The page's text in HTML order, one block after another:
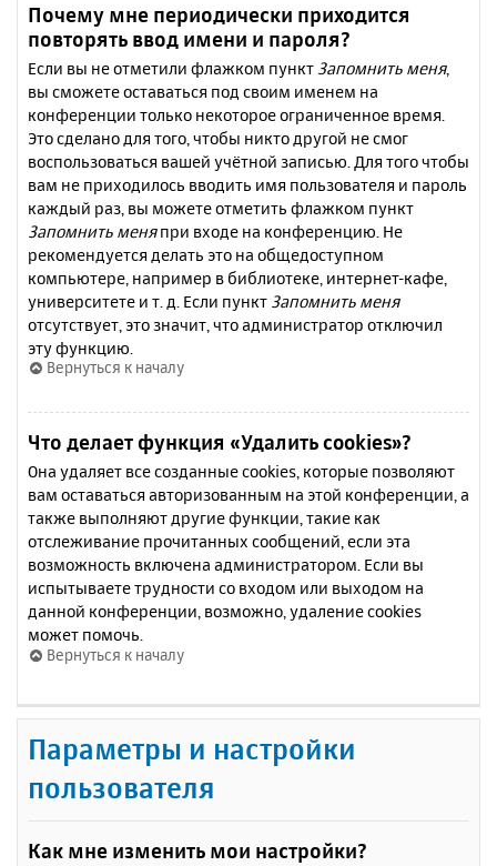
Почему мне периодически приходится
повторять ввод имени и пароля?
Если вы не отметили флажком пункт Запомнить меня,
вы сможете оставаться под своим именем на
конференции только некоторое ограниченное время.
Это сделано для того, чтобы никто другой не смог
воспользоваться вашей учётной записью. Для того чтобы
вам не приходилось вводить имя пользователя и пароль
каждый раз, вы можете отметить флажком пункт
Запомнить меняпри входе на конференцию. Не
рекомендуется делать это на общедоступном
компьютере, например в библиотеке, интернет-кафе,
университете и т. д. Если пункт Запомнить меня
отсутствует, это значит, что администратор отключил
эту функцию.
Вернуться к началу
Что делает функция «Удалить cookies»?
Она удаляет все созданные cookies, которые позволяют
вам оставаться авторизованным на этой конференции, а
также выполняют другие функции, такие как
отслеживание прочитанных сообщений, если эта
возможность включена администратором. Если вы
испытываете трудности со входом или выходом на
данной конференции, возможно, удаление cookies
может помочь.
Вернуться к началу
Параметры и настройки
пользователя
Как мне изменить мои настройки?